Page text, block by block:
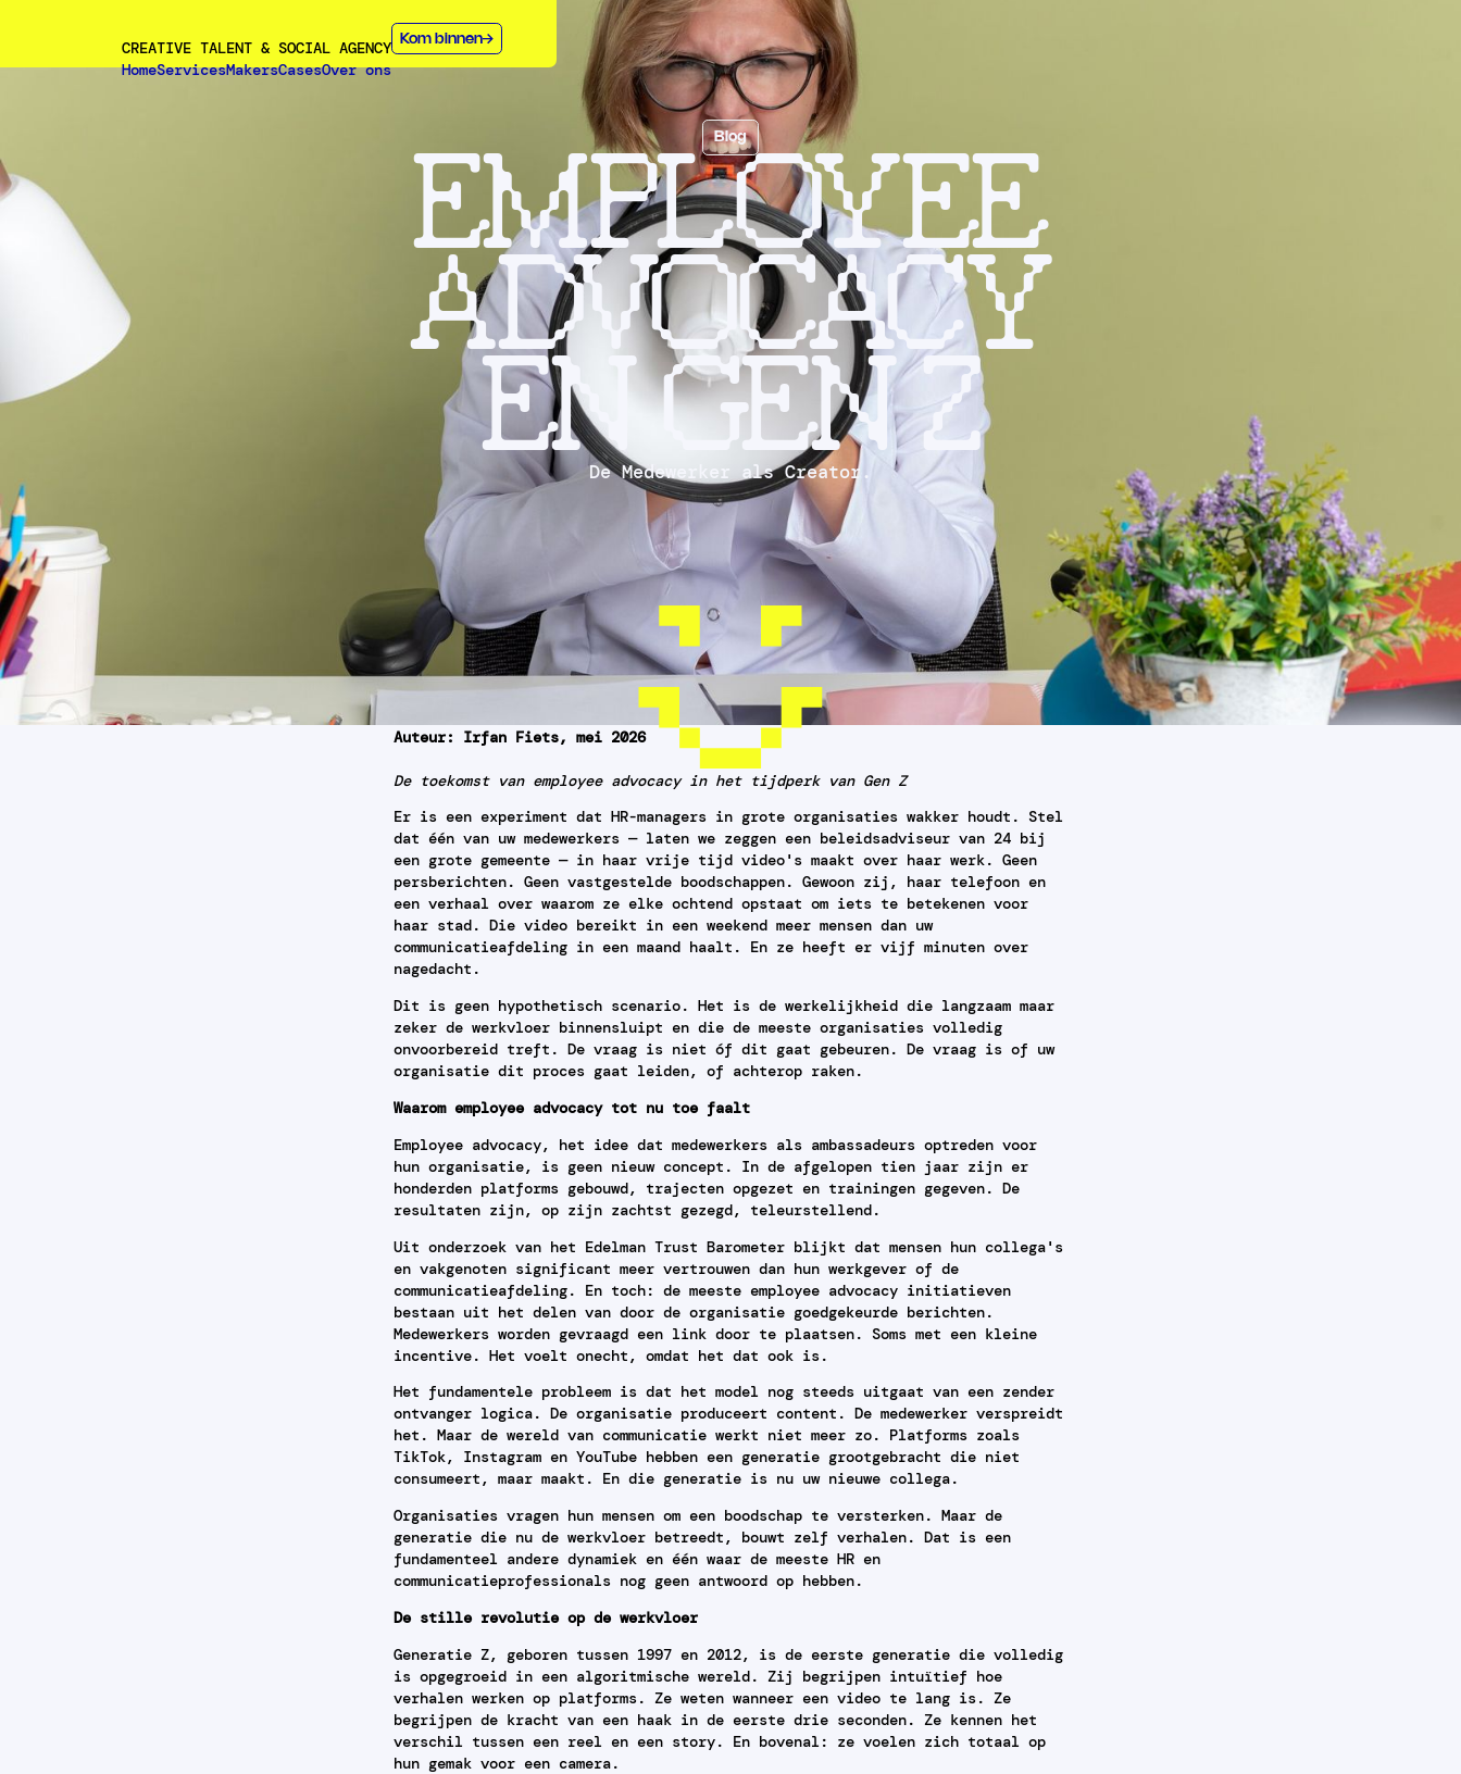
CREATIVE TALENT & SOCIAL AGENCY
HomeServicesMakersCasesOver ons
Kom binnen
Blog
EMPLOYEE
ADVOCACY
EN GEN Z
De Medewerker als Creator.
Auteur: Irfan Fiets, mei 2026
De toekomst van employee advocacy in het tijdperk van Gen Z
Er is een experiment dat HR-managers in grote organisaties wakker houdt. Stel
dat één van uw medewerkers — laten we zeggen een beleidsadviseur van 24 bij
een grote gemeente — in haar vrije tijd video's maakt over haar werk. Geen
persberichten. Geen vastgestelde boodschappen. Gewoon zij, haar telefoon en
een verhaal over waarom ze elke ochtend opstaat om iets te betekenen voor
haar stad. Die video bereikt in een weekend meer mensen dan uw
communicatieafdeling in een maand haalt. En ze heeft er vijf minuten over
nagedacht.
Dit is geen hypothetisch scenario. Het is de werkelijkheid die langzaam maar
zeker de werkvloer binnensluipt en die de meeste organisaties volledig
onvoorbereid treft. De vraag is niet óf dit gaat gebeuren. De vraag is of uw
organisatie dit proces gaat leiden, of achterop raken.
Waarom employee advocacy tot nu toe faalt
Employee advocacy, het idee dat medewerkers als ambassadeurs optreden voor
hun organisatie, is geen nieuw concept. In de afgelopen tien jaar zijn er
honderden platforms gebouwd, trajecten opgezet en trainingen gegeven. De
resultaten zijn, op zijn zachtst gezegd, teleurstellend.
Uit onderzoek van het Edelman Trust Barometer blijkt dat mensen hun collega's
en vakgenoten significant meer vertrouwen dan hun werkgever of de
communicatieafdeling. En toch: de meeste employee advocacy initiatieven
bestaan uit het delen van door de organisatie goedgekeurde berichten.
Medewerkers worden gevraagd een link door te plaatsen. Soms met een kleine
incentive. Het voelt onecht, omdat het dat ook is.
Het fundamentele probleem is dat het model nog steeds uitgaat van een zender
ontvanger logica. De organisatie produceert content. De medewerker verspreidt
het. Maar de wereld van communicatie werkt niet meer zo. Platforms zoals
TikTok, Instagram en YouTube hebben een generatie grootgebracht die niet
consumeert, maar maakt. En die generatie is nu uw nieuwe collega.
Organisaties vragen hun mensen om een boodschap te versterken. Maar de
generatie die nu de werkvloer betreedt, bouwt zelf verhalen. Dat is een
fundamenteel andere dynamiek en één waar de meeste HR en
communicatieprofessionals nog geen antwoord op hebben.
De stille revolutie op de werkvloer
Generatie Z, geboren tussen 1997 en 2012, is de eerste generatie die volledig
is opgegroeid in een algoritmische wereld. Zij begrijpen intuïtief hoe
verhalen werken op platforms. Ze weten wanneer een video te lang is. Ze
begrijpen de kracht van een haak in de eerste drie seconden. Ze kennen het
verschil tussen een reel en een story. En bovenal: ze voelen zich totaal op
hun gemak voor een camera.